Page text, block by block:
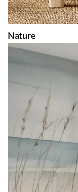
Nature